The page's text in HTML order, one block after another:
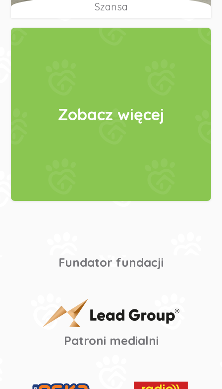
Szansa
Zobacz więcej
Fundator fundacji
Patroni medialni